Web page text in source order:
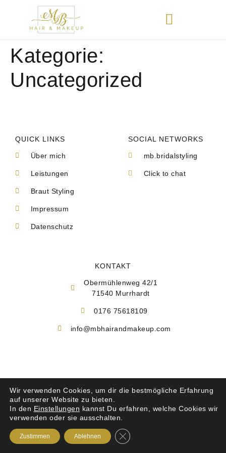
Kategorie:
Uncategorized
KONTAKT
Obermühlenweg 42/1
71540 Murrhardt
0176 75618109
info@mbhairandmakeup.com
SOCIAL NETWORKS
mb.bridalstyling
Click to chat
QUICK LINKS
Über mich
Leistungen
Braut Styling
Impressum
Datenschutz
© 2022. MB Hair & Mak-up. All rights reserved.
Wir verwenden Cookies, um dir die bestmögliche Erfahrung
auf unserer Website zu bieten.
In den Einstellungen kannst Du erfahren, welche Cookies wir
verwenden oder sie ausschalten.
Zustimmen Ablehnen GDPR Cookie-Banner schließen